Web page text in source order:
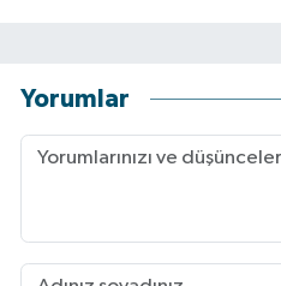
Yorumlar